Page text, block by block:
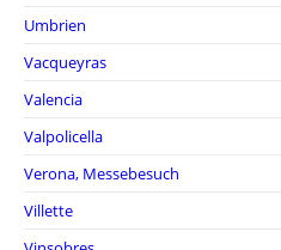
Umbrien
Vacqueyras
Valencia
Valpolicella
Verona, Messebesuch
Villette